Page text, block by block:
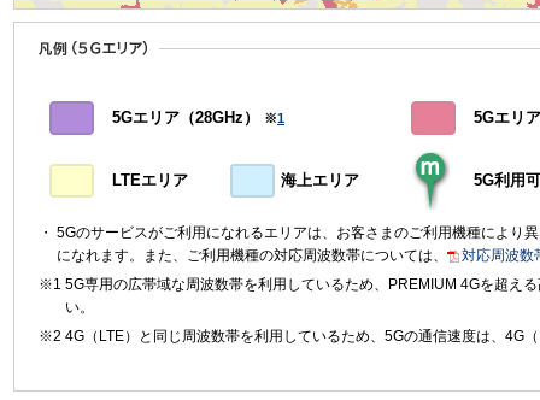
5Gエリア（28GHz） ※1 5Gエリ
LTEエリア 海上エリア 5G利用
5Gのサービスがご利用になれるエリアは、お客さまのご利用機種により
になれます。また、ご利用機種の対応周波数帯については、
対応周波数
5G専用の広帯域な周波数帯を利用しているため、PREMIUM 4Gを超え
い。
4G（LTE）と同じ周波数帯を利用しているため、5Gの通信速度は、4G